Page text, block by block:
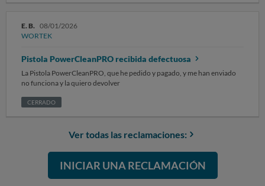
E. B. 08/01/2026
WORTEK
Pistola PowerCleanPRO recibida defectuosa
La Pistola PowerCleanPRO, que he pedido y pagado, y me han enviado
no funciona y la quiero devolver
CERRADO
Ver todas las reclamaciones:
INICIAR UNA RECLAMACIÓN